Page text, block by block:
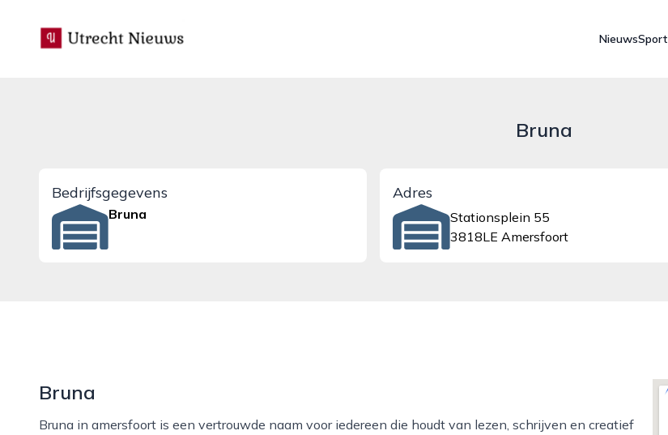
utrecht-nieuws.nl
NieuwsSport
Bruna
Bedrijfsgegevens
Bruna
Adres
Stationsplein 55
3818LE Amersfoort
Bruna
Bruna in amersfoort is een vertrouwde naam voor iedereen die houdt van lezen, schrijven en creatief